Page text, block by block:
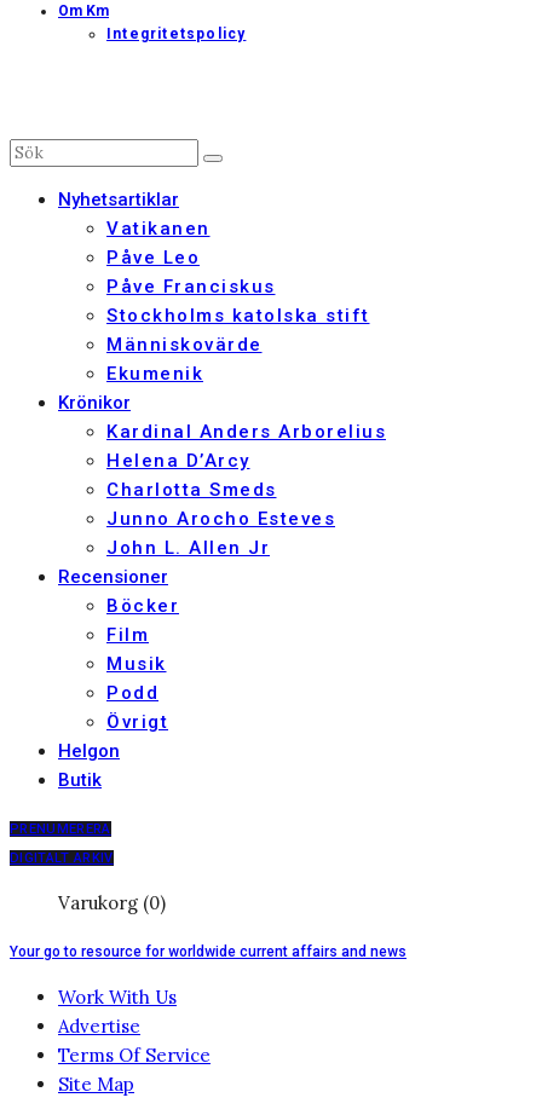
Om Km
Integritetspolicy
Nyhetsartiklar
Vatikanen
Påve Leo
Påve Franciskus
Stockholms katolska stift
Människovärde
Ekumenik
Krönikor
Kardinal Anders Arborelius
Helena D’Arcy
Charlotta Smeds
Junno Arocho Esteves
John L. Allen Jr
Recensioner
Böcker
Film
Musik
Podd
Övrigt
Helgon
Butik
PRENUMERERA
DIGITALT ARKIV
Varukorg (0)
Your go to resource for worldwide current affairs and news
Work With Us
Advertise
Terms Of Service
Site Map